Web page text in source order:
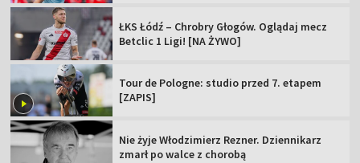
ŁKS Łódź – Chrobry Głogów. Oglądaj mecz
Betclic 1 Ligi! [NA ŻYWO]
Tour de Pologne: studio przed 7. etapem
[ZAPIS]
Nie żyje Włodzimierz Rezner. Dziennikarz
zmarł po walce z chorobą